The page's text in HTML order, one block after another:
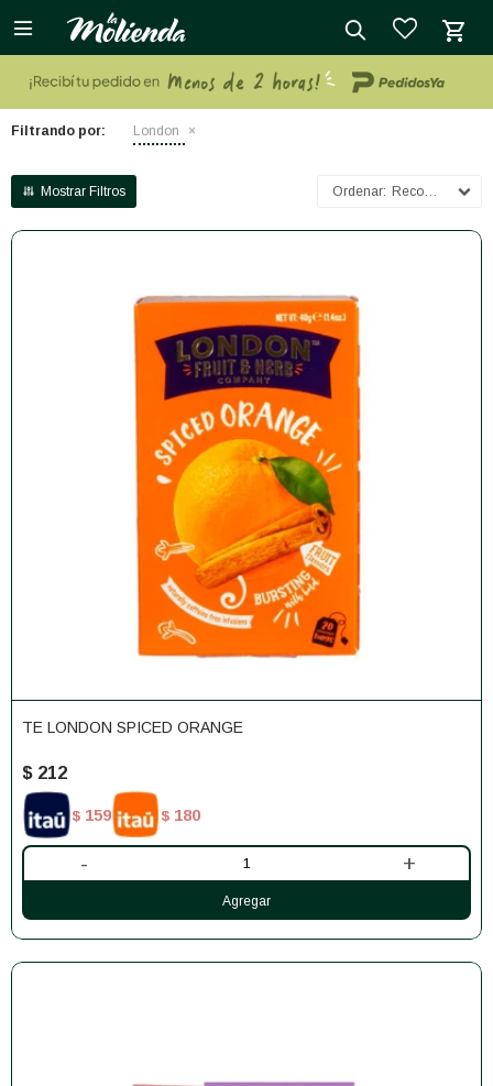

Filtrando por: London
Recomendados
TE LONDON SPICED ORANGE
$ 212
$ 159 $ 180
- +